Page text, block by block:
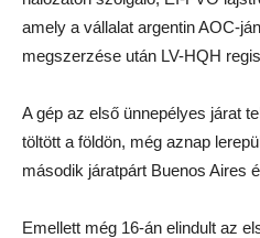
amely a vállalat argentin AOC-
megszerzése után LV-HQH
A gép az első ünnepélyes járat
töltött a földön, még aznap
második járatpárt Buenos Aires
Emellett még 16-án elindult az